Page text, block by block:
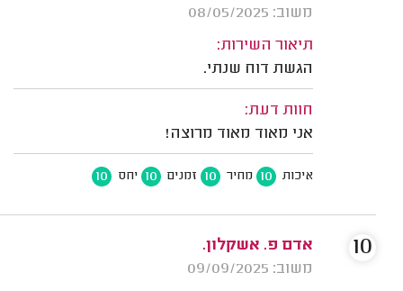
משוב: 08/05/2025
תיאור השירות:
הגשת דוח שנתי.
חוות דעת:
אני מאוד מאוד מרוצה!
איכות 10 מחיר 10 זמנים 10 יחס 10
אדם פ. אשקלון.
משוב: 09/09/2025
10